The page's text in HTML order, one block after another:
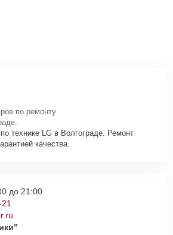
по ремонту
технике LG в Волгограде. Ремонт
качества.
до 21:00